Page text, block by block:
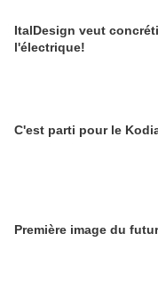
ItalDesign veut
l'électrique!
C'est parti pour le
Première image du